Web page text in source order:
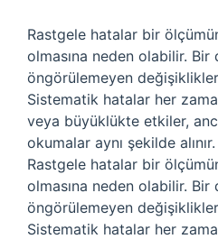
Rastgele hatalar bir
olmasına neden olabilir. Bir
öngörülemeyen
Sistematik hatalar her
veya büyüklükte etkiler,
okumalar aynı şekilde
Rastgele hatalar bir
olmasına neden olabilir. Bir
öngörülemeyen
Sistematik hatalar her